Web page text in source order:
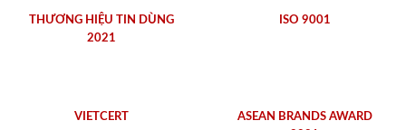
THƯƠNG HIỆU TIN DÙNG
2021
ISO 9001
VIETCERT
ASEAN BRANDS AWARD